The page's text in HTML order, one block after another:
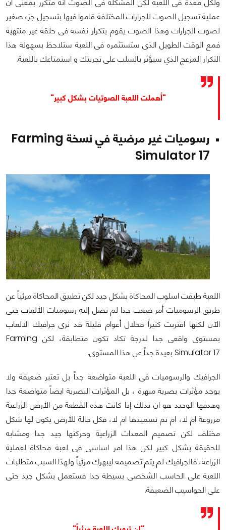
عملية تسجيل الصوت للجرارات المختلفة قاموا فيها بتسجيل جزء صغير
لصوت الجرارات وهذا الصوت يقوم بتكرار نفسه فى حلقة غير منتهية
فمع الوقت الطويل الذى ستستثمره فى اللعبة ستلاحظ بسهولة هذا
التكرار المزعج الذي سيؤثر بالسلب على تجربتك و استمتاعك باللعبة.
"أهملت اللعبة الصوتيات بشكل كبير"
رسوميات غير مرضية في نسخة Farming
Simulator 17
اللعبة طبقت اسلوب المحاكاة بشكل جيد لكن تطبيق المحاكاة مرئياً عن
طريق الرسوميات أمر صعب جدا لم تصل إليه رسوميات الألعاب حتى
الآن لكنها اقتربت كثيراً فخلال أعوام قليلة قد نرى جرافيك الالعاب
بمستوى واقعى جدا لدرجة تكاد تكون متطابقة، لكن Farming
Simulator 17 بعيدة جداً عن هذا المستوى.
الجرافيك والرسوميات فى اللعبة متواضعة جداً بل تعتبر ضعيفة ولا
يوجد مؤثرات بصرية مبهرة ، بل المؤثرات البصرية ايضاً متواضعة جدا
وهدفها الوحيد هو ان تدلك إذا كانت هذه القطعة من الأرض الزراعية
مزروعة ام لا، ام تم تسميدها ام لا، فكل حالة للأرض يكون لها شكل
مختلف لكن تصميم المعدات الزراعية وحركتها جيد جدا ومشابه
للحقيقة بشكل كبير لكن هذا امر اساسى فى لعبة محاكاة لعملية
الزراعة، فالجرافيك لم يتم تصميمه ليبهرك مرئياً ولهذا السبب متطلبات
اللعبة على الحاسب الشخصى بسيطة جدا فستعمل بشكل جيد حتى
على الحواسيب الضعيفة.